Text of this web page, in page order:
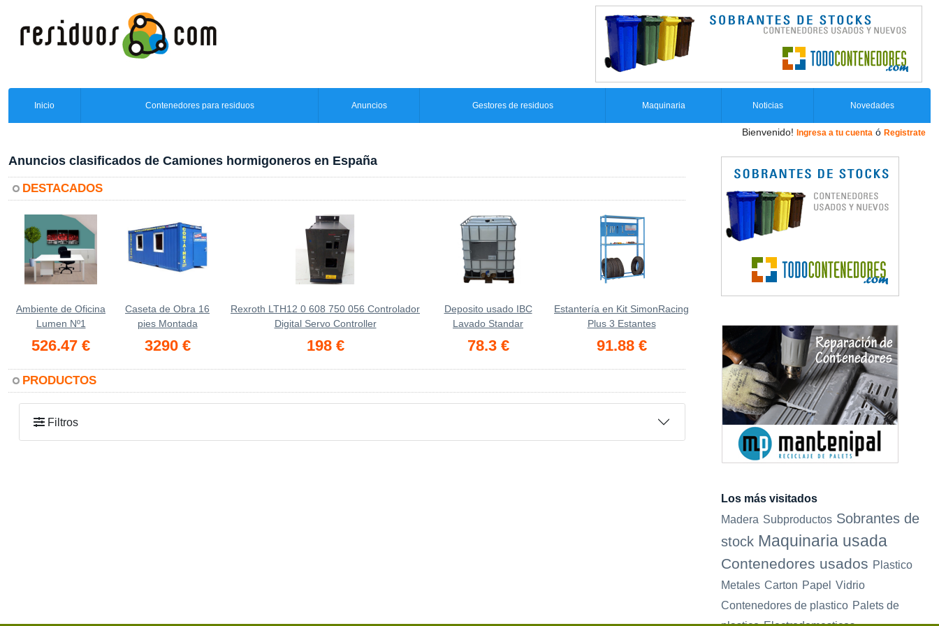
Inicio Contenedores para residuos Anuncios Gestores de residuos Maquinaria Noticias Novedades
Bienvenido! Ingresa a tu cuenta ó Registrate
Anuncios clasificados de Camiones hormigoneros en España
DESTACADOS
Ambiente de Oficina
Lumen Nº1
526.47 €
Caseta de Obra 16
pies Montada
3290 €
Rexroth LTH12 0 608 750 056 Controlador
Digital Servo Controller
198 €
Deposito usado IBC
Lavado Standar
78.3 €
Estantería en Kit SimonRacing
Plus 3 Estantes
91.88 €
PRODUCTOS
Filtros
Los más visitados
Madera Subproductos Sobrantes de
stock Maquinaria usada
Contenedores usados Plastico
Metales Carton Papel Vidrio
Contenedores de plastico Palets de